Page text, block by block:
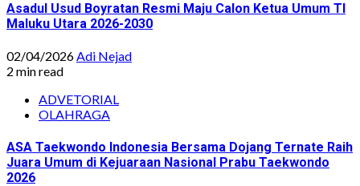
Asadul Usud Boyratan Resmi Maju Calon Ketua Umum TI
Maluku Utara 2026-2030
02/04/2026Adi Nejad
2 min read
ADVETORIAL
OLAHRAGA
ASA Taekwondo Indonesia Bersama Dojang Ternate Raih
Juara Umum di Kejuaraan Nasional Prabu Taekwondo
2026